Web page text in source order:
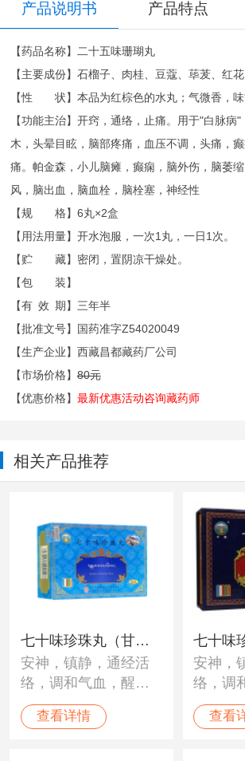
产品说明书 产品特点
【药品名称】二十五味珊瑚丸
【主要成份】石榴子、肉桂、豆蔻、荜茇、红花
【性 状】本品为红棕色的水丸；气微香，味
【功能主治】开窍，通络，止痛。用于"白脉病
木，头晕目眩，脑部疼痛，血压不调，头痛，
痛。帕金森，小儿脑瘫，癫痫，脑外伤，脑萎
风，脑出血，脑血栓，脑栓塞，神经性
【规 格】6丸×2盒
【用法用量】开水泡服，一次1丸，一日1次。
【贮 藏】密闭，置阴凉干燥处。
【包 装】
【有 效 期】三年半
【批准文号】国药准字Z54020049
【生产企业】西藏昌都藏药厂公司
【市场价格】80元
【优惠价格】 最新优惠活动咨询藏药师
相关产品推荐
七十味珍珠丸（甘
露）
安神，镇静，通经活
络，调和气血，醒脑
开窍。用于“黑白脉
病”、“龙血”不调；中
查看详情
七十味
（甘露
安神，
络，调
开窍。
病”、“
查看